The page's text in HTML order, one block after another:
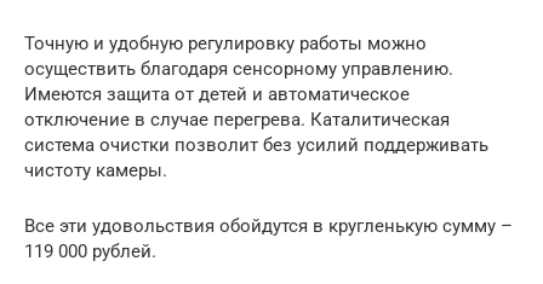
Точную и удобную регулировку работы можно
осуществить благодаря сенсорному управлению.
Имеются защита от детей и автоматическое
отключение в случае перегрева. Каталитическая
система очистки позволит без усилий поддерживать
чистоту камеры.
Все эти удовольствия обойдутся в кругленькую сумму –
119 000 рублей.